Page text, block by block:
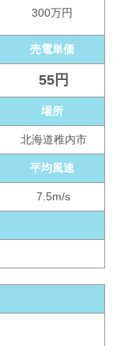
300万円
売電単価
55円
場所
北海道稚内市
平均風速
7.5m/s